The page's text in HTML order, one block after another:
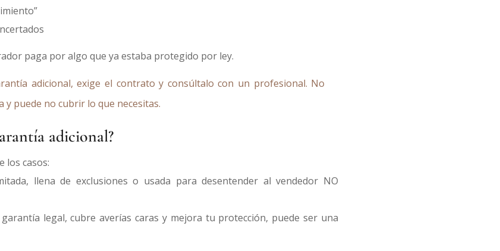
paga por algo que ya estaba protegido por ley.
adicional, exige el contrato y consúltalo con un profesional. No
puede no cubrir lo que necesitas.
adicional?
los casos:
llena de exclusiones o usada para desentender al vendedor NO
legal, cubre averías caras y mejora tu protección, puede ser una